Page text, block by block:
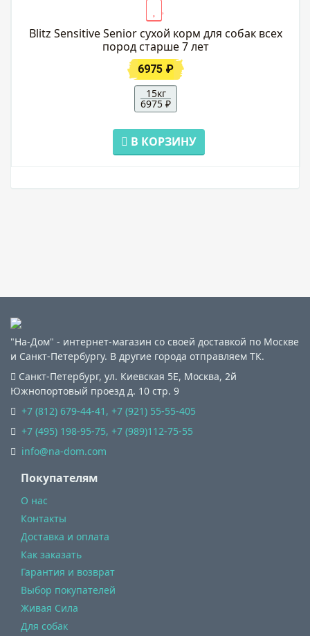
Blitz Sensitive Senior сухой корм для собак всех
пород старше 7 лет
6975 ₽
15кг
6975 ₽
В КОРЗИНУ
"На-Дом" - интернет-магазин со своей доставкой по Москве
и Санкт-Петербургу. В другие города отправляем ТК.
Санкт-Петербург, ул. Киевская 5Е, Москва, 2й
Южнопортовый проезд д. 10 стр. 9
+7 (812) 679-44-41, +7 (921) 55-55-405
+7 (495) 198-95-75, +7 (989)112-75-55
info@na-dom.com
Покупателям
О нас
Контакты
Доставка и оплата
Как заказать
Гарантия и возврат
Выбор покупателей
Живая Сила
Для собак